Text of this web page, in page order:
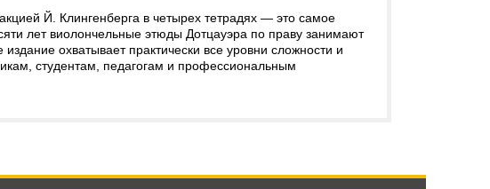
Й. Клингенберга в четырех тетрадях — это самое
лет виолончельные этюды Дотцауэра по праву занимают
охватывает практически все уровни сложности и
студентам, педагогам и профессиональным